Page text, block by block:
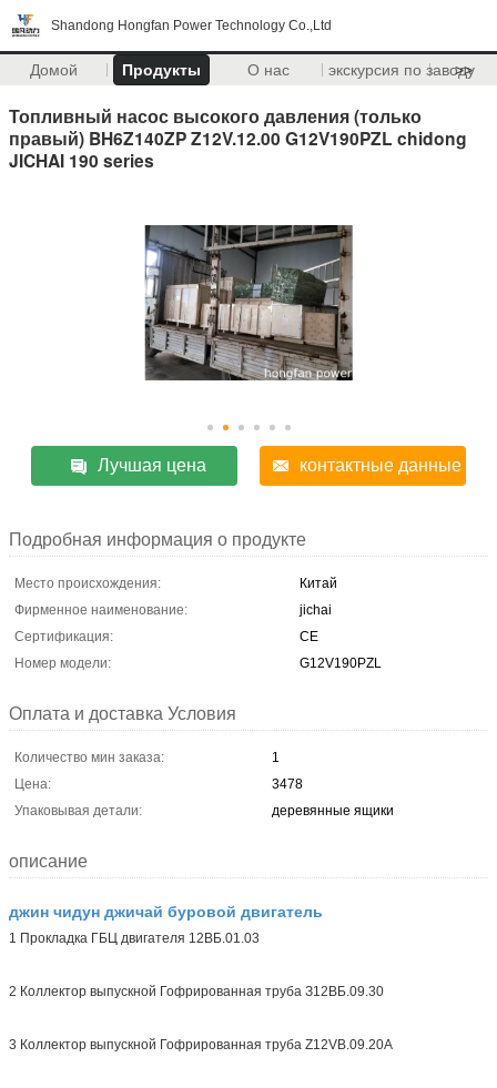
Shandong Hongfan Power Technology Co.,Ltd
Домой Продукты О нас экскурсия по заводу
>>
Топливный насос высокого давления (только
правый) BH6Z140ZP Z12V.12.00 G12V190PZL chidong
JICHAI 190 series
Лучшая цена контактные данные
Подробная информация о продукте
Место происхождения:
Китай
Фирменное наименование:
jichai
Сертификация:
CE
Номер модели:
G12V190PZL
Оплата и доставка Условия
Количество мин заказа:
1
Цена:
3478
Упаковывая детали:
деревянные ящики
описание
джин чидун джичай буровой двигатель
1 Прокладка ГБЦ двигателя 12ВБ.01.03
2 Коллектор выпускной Гофрированная труба З12ВБ.09.30
3 Коллектор выпускной Гофрированная труба Z12VB.09.20A